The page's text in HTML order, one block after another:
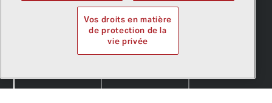
Vos droits en matière
de protection de la
vie privée